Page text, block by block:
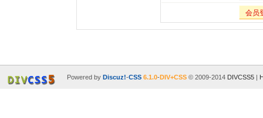
会员
Powered by Discuz!-CSS 6.1.0-DIV+CSS© 2009-2014 DIVCSS5|